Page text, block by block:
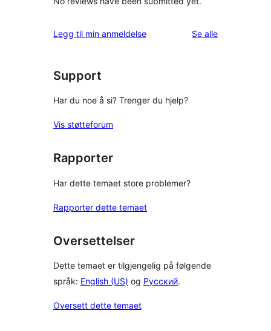
Legg til min anmeldelse Se alleomtalene
Support
Har du noe å si? Trenger du hjelp?
Vis støtteforum
Rapporter
Har dette temaet store problemer?
Rapporter dette temaet
Oversettelser
Dette temaet er tilgjengelig på følgende
språk: English (US) og Русский.
Oversett dette temaet